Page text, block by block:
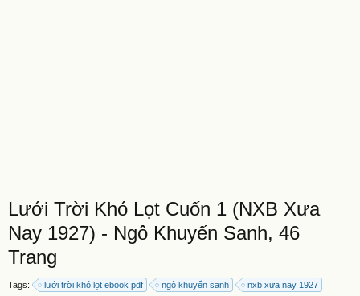
Lưới Trời Khó Lọt Cuốn 1 (NXB Xưa
Nay 1927) - Ngô Khuyến Sanh, 46
Trang
Tags: lưới trời khó lọt ebook pdf ngô khuyến sanh nxb xưa nay 1927